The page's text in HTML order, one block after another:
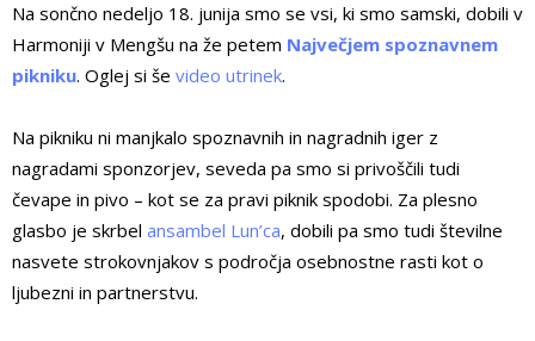
Na sončno nedeljo 18. junija smo se vsi, ki smo samski, dobili v
Harmoniji v Mengšu na že petem Največjem spoznavnem
pikniku. Oglej si še video utrinek.
Na pikniku ni manjkalo spoznavnih in nagradnih iger z
nagradami sponzorjev, seveda pa smo si privoščili tudi
čevape in pivo – kot se za pravi piknik spodobi. Za plesno
glasbo je skrbel ansambel Lun’ca, dobili pa smo tudi številne
nasvete strokovnjakov s področja osebnostne rasti kot o
ljubezni in partnerstvu.